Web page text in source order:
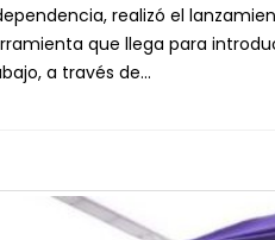
realizó el
que llega para
a través de...